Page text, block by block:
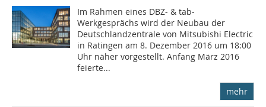
Im Rahmen eines DBZ- & tab-
Werkgesprächs wird der Neubau der
Deutschlandzentrale von Mitsubishi Electric
in Ratingen am 8. Dezember 2016 um 18:00
Uhr näher vorgestellt. Anfang März 2016
feierte...
mehr